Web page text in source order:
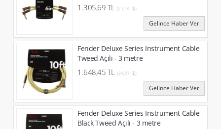
1.305,69 TL (27,14 $)
Gelince Haber Ver
Fender Deluxe Series Instrument Cable
Tweed Açılı - 3 metre
1.648,45 TL (34,27 $)
Gelince Haber Ver
Fender Deluxe Series Instrument Cable
Black Tweed Açılı - 3 metre